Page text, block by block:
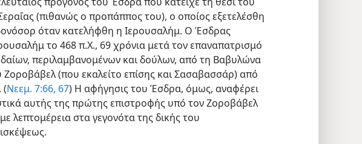
(πιθανώς ο προπάππος του), ο οποίος εξετελέσθη
όταν κατελήφθη η Ιερουσαλήμ. Ο Έσδρας
το 468 π.Χ., 69 χρόνια μετά τον επαναπατρισμό
περιλαμβανομένων και δούλων, από τη Βαβυλώνα
Ζοροβάβελ (που εκαλείτο επίσης και Σασαβασσάρ) από
(Νεεμ. 7:66, 67) Η αφήγησις του Έσδρα, όμως, αναφέρει
αυτής της πρώτης επιστροφής υπό τον Ζοροβάβελ
λεπτομέρεια στα γεγονότα της δικής του